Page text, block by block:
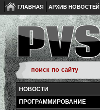
ГЛАВНАЯ АРХИВ НОВОСТЕЙ
НОВОСТИ
ПРОГРАММИРОВАНИЕ